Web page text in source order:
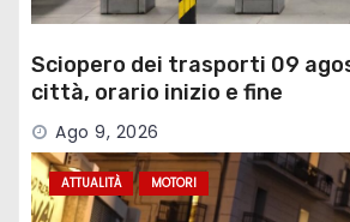
Sciopero dei trasporti 09
città, orario inizio e fine
Ago 9, 2026
ATTUALITÀ MOTORI